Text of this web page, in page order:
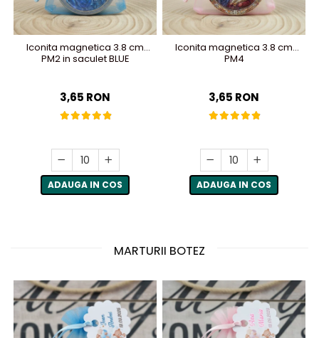
Iconita magnetica 3.8 cm
PM2 in saculet BLUE
3,65 RON
ADAUGA IN COS
Iconita magnetica 3.8 cm
PM4
3,65 RON
ADAUGA IN COS
MARTURII BOTEZ